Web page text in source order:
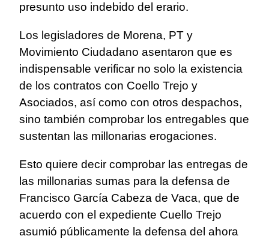
presunto uso indebido del erario.
Los legisladores de Morena, PT y
Movimiento Ciudadano asentaron que es
indispensable verificar no solo la existencia
de los contratos con Coello Trejo y
Asociados, así como con otros despachos,
sino también comprobar los entregables que
sustentan las millonarias erogaciones.
Esto quiere decir comprobar las entregas de
las millonarias sumas para la defensa de
Francisco García Cabeza de Vaca, que de
acuerdo con el expediente Cuello Trejo
asumió públicamente la defensa del ahora